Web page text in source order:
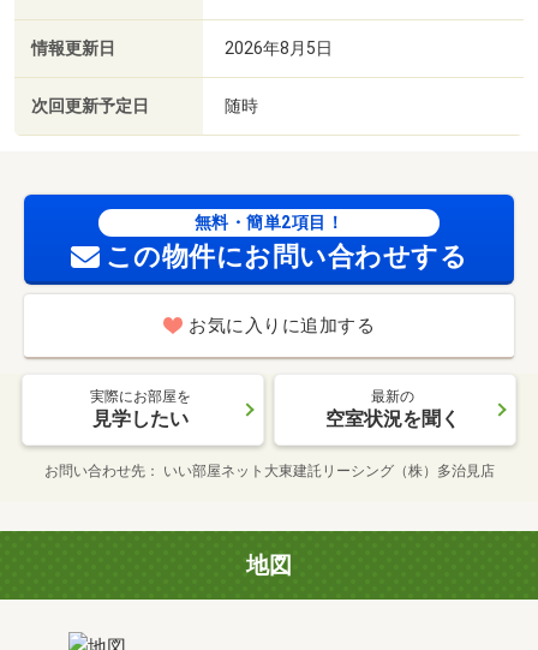
情報更新日 2026年8月5日
次回更新予定日 随時
無料・簡単2項目！
この物件にお問い合わせする
お気に入りに追加する
実際にお部屋を
見学したい
最新の
空室状況を聞く
お問い合わせ先 いい部屋ネット大東建託リーシング（株）多治見店
地図